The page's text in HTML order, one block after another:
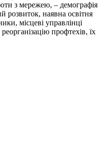
з мережею, – демографія
розвиток, наявна освітня
місцеві управлінці
профтехів, їх